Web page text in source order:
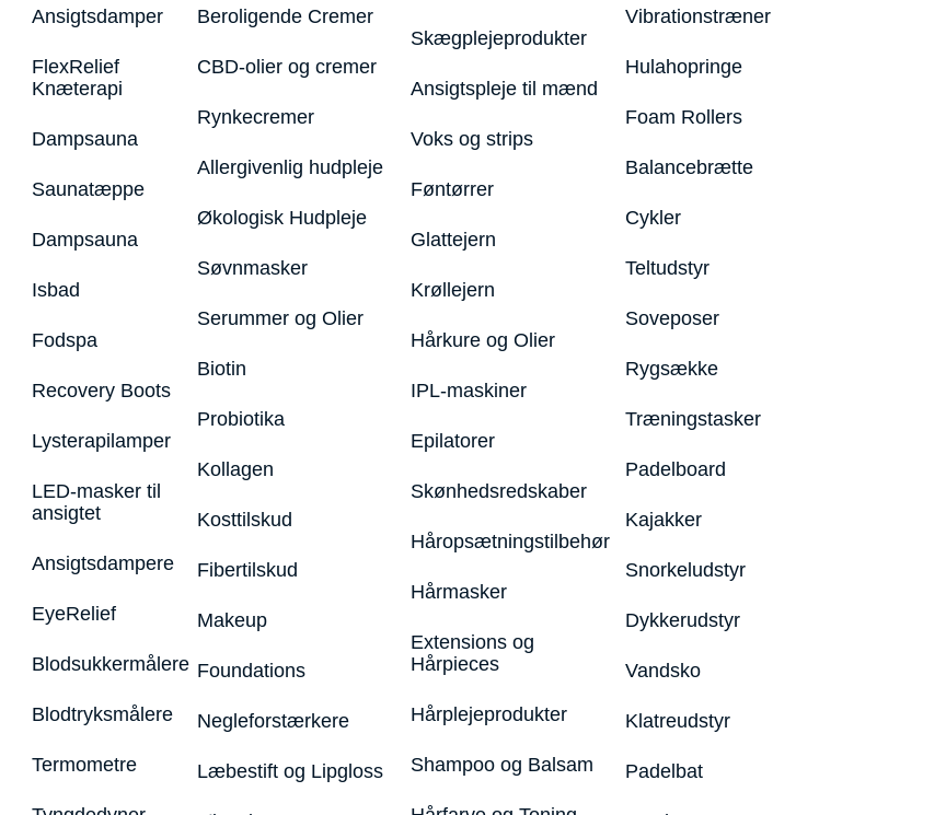
Ansigtsdamper
FlexRelief
Knæterapi
Dampsauna
Saunatæppe
Dampsauna
Isbad
Fodspa
Recovery Boots
Lysterapilamper
LED-masker til
ansigtet
Ansigtsdampere
EyeRelief
Blodsukkermålere
Blodtryksmålere
Termometre
Beroligende Cremer
CBD-olier og cremer
Rynkecremer
Allergivenlig hudpleje
Økologisk Hudpleje
Søvnmasker
Serummer og Olier
Biotin
Probiotika
Kollagen
Kosttilskud
Fibertilskud
Makeup
Foundations
Negleforstærkere
Læbestift og Lipgloss
Skægplejeprodukter
Ansigtspleje til mænd
Voks og strips
Føntørrer
Glattejern
Krøllejern
Hårkure og Olier
IPL-maskiner
Epilatorer
Skønhedsredskaber
Håropsætningstilbehør
Hårmasker
Extensions og
Hårpieces
Hårplejeprodukter
Shampoo og Balsam
Vibrationstræner
Hulahopringe
Foam Rollers
Balancebrætte
Cykler
Teltudstyr
Soveposer
Rygsække
Træningstasker
Padelboard
Kajakker
Snorkeludstyr
Dykkerudstyr
Vandsko
Klatreudstyr
Padelbat